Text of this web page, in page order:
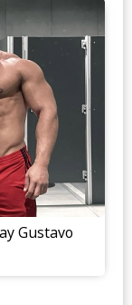
Gustavo